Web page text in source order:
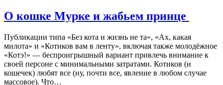
О кошке Мурке и жабьем принце
Публикации типа «Без кота и жизнь не та», «Ах, какая
милота» и «Котиков вам в ленту», включая также молодёжное
«Котэ!» — беспроигрышный вариант привлечь внимание к
своей персоне с минимальными затратами. Котиков (и
кошечек) любят все (ну, почти все, явление в любом случае
массовое). Что…